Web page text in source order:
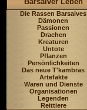
Die Rassen Barsaives
Dämonen
Passionen
Drachen
Kreaturen
Untote
Pflanzen
Persönlichkeiten
Das neue T'kambras
Artefakte
Waren und Dienste
Organisationen
Legenden
Reittiere